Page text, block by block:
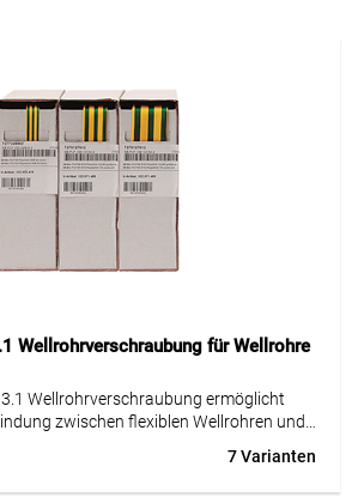
2:1, geeignet für Betriebstemperaturen
Obwohl er nicht halogenfrei und UV-
die UL-Zulassung höchste
Qualitätsstandards.
Wellrohrverschraubung für Wellrohre
3.1 Wellrohrverschraubung ermöglicht
zwischen flexiblen Wellrohren und
Kabeldurchführung und unterstützt eine
in industriellen Installationen.
7 Varianten